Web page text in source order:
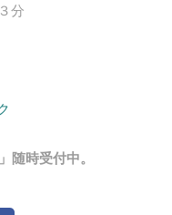
分
随時受付中。